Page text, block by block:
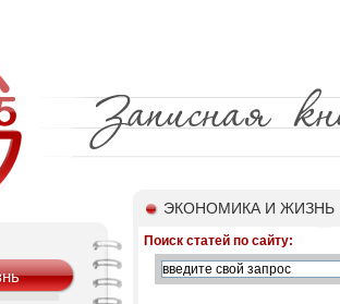
ЭКОНОМИКА И ЖИЗНЬ
Поиск статей по сайту: